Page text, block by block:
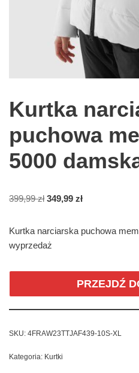
Kurtka
puchowa
5000
399,99zł 349,99 zł
Kurtka narciarska puchowa
wyprzedaż
PRZEJDŹ
SKU: 4FRAW23TTJAF439-10S-XL
Kategoria: Kurtki